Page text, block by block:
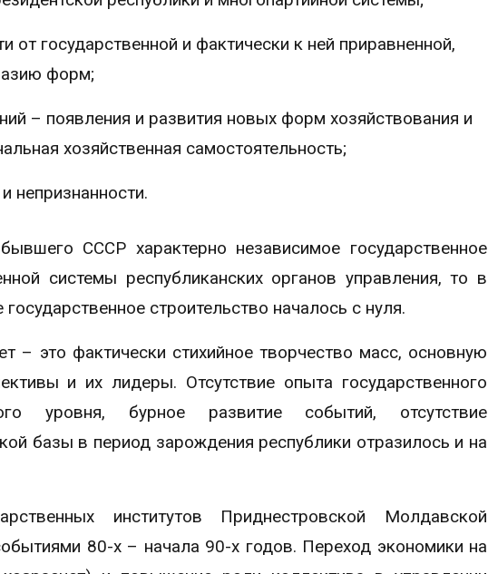
государственной и фактически к ней приравненной,
форм;
– появления и развития новых форм хозяйствования и
хозяйственная самостоятельность;
непризнанности.
СССР характерно независимое государственное
системы республиканских органов управления, то в
строительство началось с нуля.
– это фактически стихийное творчество масс, основную
и их лидеры. Отсутствие опыта государственного
уровня, бурное развитие событий, отсутствие
базы в период зарождения республики отразилось и на
институтов Приднестровской Молдавской
80-х – начала 90-х годов. Переход экономики на